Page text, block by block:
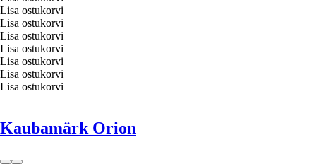
Lisa ostukorvi
Lisa ostukorvi
Lisa ostukorvi
Lisa ostukorvi
Lisa ostukorvi
Lisa ostukorvi
Lisa ostukorvi
Kaubamärk Orion